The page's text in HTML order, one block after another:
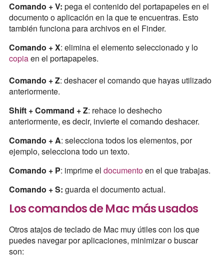
Comando + V: pega el contenido del portapapeles en el
documento o aplicación en la que te encuentras. Esto
también funciona para archivos en el Finder.
Comando + X: elimina el elemento seleccionado y lo
copiaen el portapapeles.
Comando + Z: deshacer el comando que hayas utilizado
anteriormente.
Shift + Command + Z: rehace lo deshecho
anteriormente, es decir, invierte el comando deshacer.
Comando + A: selecciona todos los elementos, por
ejemplo, selecciona todo un texto.
Comando + P: imprime el documentoen el que trabajas.
Comando + S: guarda el documento actual.
Los comandos de Mac más usados
Otros atajos de teclado de Mac muy útiles con los que
puedes navegar por aplicaciones, minimizar o buscar
son: